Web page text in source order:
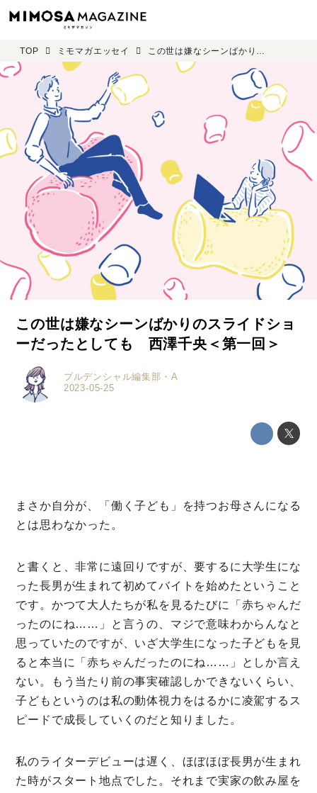
ミモザマガジンとは
My Rules
ミモザなひと
ミモザレポート
ミモマガエッセイ
根ほり花ほり10アンケート
運営会社
利用規約
TOP ミモマガエッセイ この世は嫌なシーンばかりのスライドショーだったとしても 西澤千央＜第一回＞
この世は嫌なシーンばかりのスライドショ
ーだったとしても 西澤千央＜第一回＞
2023-05-25
プルデンシャル編集部・A
まさか自分が、「働く子ども」を持つお母さんになる
とは思わなかった。
と書くと、非常に遠回りですが、要するに大学生にな
った長男が生まれて初めてバイトを始めたということ
です。かつて大人たちが私を見るたびに「赤ちゃんだ
ったのにね……」と言うの、マジで意味わからんなと
思っていたのですが、いざ大学生になった子どもを見
ると本当に「赤ちゃんだったのにね……」としか言え
ない。もう当たり前の事実確認しかできないくらい、
子どもというのは私の動体視力をはるかに凌駕するス
ピードで成長していくのだと知りました。
私のライターデビューは遅く、ほぼほぼ長男が生まれ
た時がスタート地点でした。それまで実家の飲み屋を